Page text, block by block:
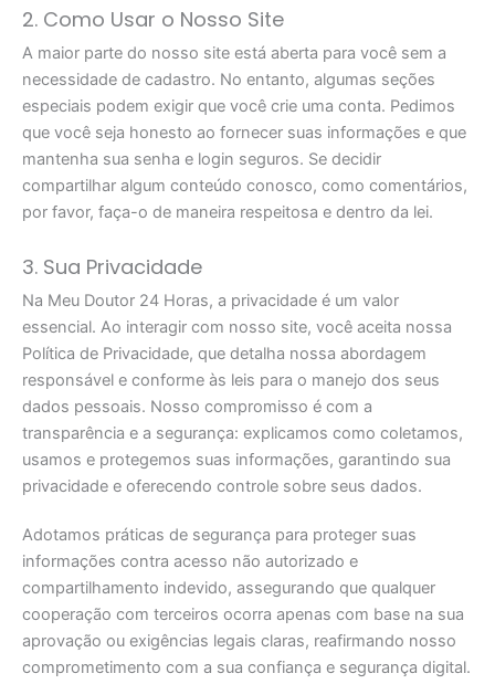
2. Como Usar o Nosso Site
A maior parte do nosso site está aberta para você sem a
necessidade de cadastro. No entanto, algumas seções
especiais podem exigir que você crie uma conta. Pedimos
que você seja honesto ao fornecer suas informações e que
mantenha sua senha e login seguros. Se decidir
compartilhar algum conteúdo conosco, como comentários,
por favor, faça-o de maneira respeitosa e dentro da lei.
3. Sua Privacidade
Na Meu Doutor 24 Horas, a privacidade é um valor
essencial. Ao interagir com nosso site, você aceita nossa
Política de Privacidade, que detalha nossa abordagem
responsável e conforme às leis para o manejo dos seus
dados pessoais. Nosso compromisso é com a
transparência e a segurança: explicamos como coletamos,
usamos e protegemos suas informações, garantindo sua
privacidade e oferecendo controle sobre seus dados.
Adotamos práticas de segurança para proteger suas
informações contra acesso não autorizado e
compartilhamento indevido, assegurando que qualquer
cooperação com terceiros ocorra apenas com base na sua
aprovação ou exigências legais claras, reafirmando nosso
comprometimento com a sua confiança e segurança digital.